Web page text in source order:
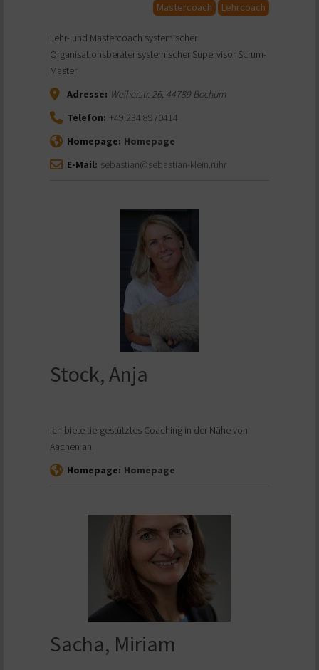
Mastercoach Lehrcoach
Lehr- und Mastercoach systemischer
Organisationsberater systemischer Supervisor Scrum-
Master
Adresse: Weiherstr. 26, 44789Bochum
Telefon: +49 234 8970414
Homepage: Homepage
E-Mail: sebastian@sebastian-klein.ruhr
Stock, Anja
Ich biete tiergestütztes Coaching in der Nähe von
Aachen an.
Homepage: Homepage
Sacha, Miriam